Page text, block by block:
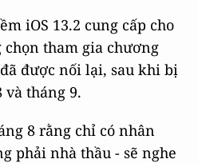
iOS 13.2 cung cấp cho
tham gia chương
được nối lại, sau khi bị
và tháng 9.
8 rằng chỉ có nhân
phải nhà thầu - sẽ nghe